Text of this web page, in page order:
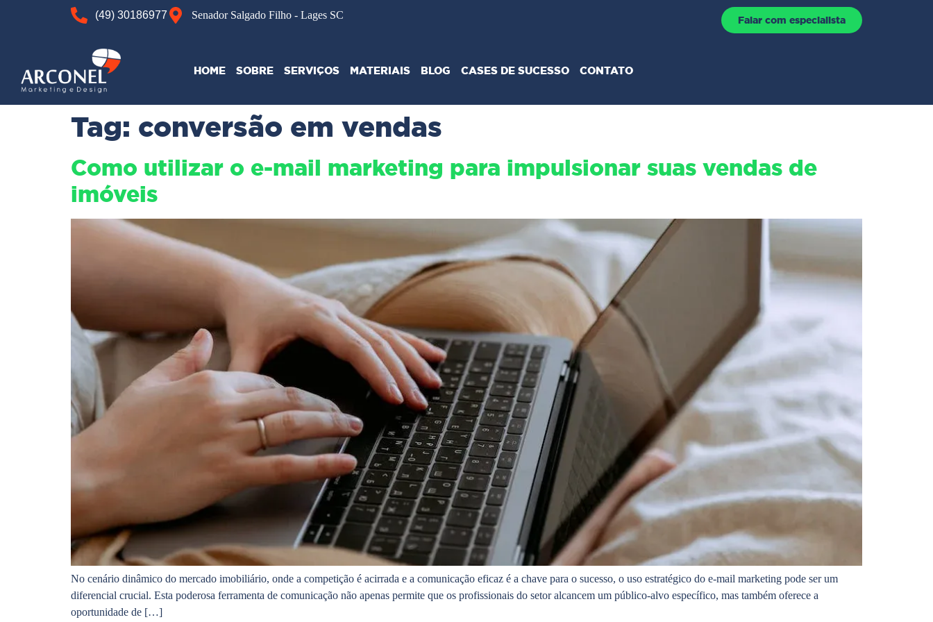
(49) 30186977 Senador Salgado Filho - Lages SC Falar com especialista
HOME SOBRE SERVIÇOS MATERIAIS BLOG CASES DE SUCESSO CONTATO
Tag: conversão em vendas
Como utilizar o e-mail marketing para impulsionar suas vendas de
imóveis
No cenário dinâmico do mercado imobiliário, onde a competição é acirrada e a comunicação eficaz é a chave para o sucesso, o uso estratégico do e-mail marketing pode ser um
diferencial crucial. Esta poderosa ferramenta de comunicação não apenas permite que os profissionais do setor alcancem um público-alvo específico, mas também oferece a
oportunidade de […]